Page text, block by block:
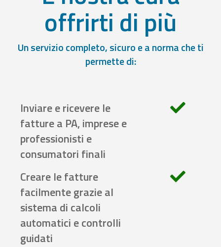
offrirti di più
Un servizio completo, sicuro e a norma che ti
permette di:
Inviare e ricevere le
fatture a PA, imprese e
professionisti e
consumatori finali
Creare le fatture
facilmente grazie al
sistema di calcoli
automatici e controlli
guidati